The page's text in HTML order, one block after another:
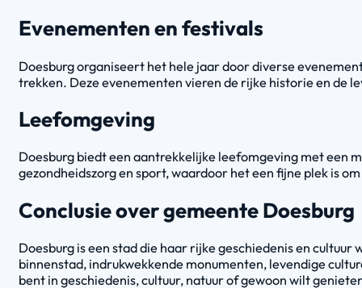
Evenementen en festivals
Doesburg organiseert het hele jaar door diverse
trekken. Deze evenementen vieren de rijke historie en de
Leefomgeving
Doesburg biedt een aantrekkelijke leefomgeving met een
gezondheidszorg en sport, waardoor het een fijne plek is
Conclusie over gemeente Doesburg
Doesburg is een stad die haar rijke geschiedenis en
binnenstad, indrukwekkende monumenten, levendige
bent in geschiedenis, cultuur, natuur of gewoon wilt